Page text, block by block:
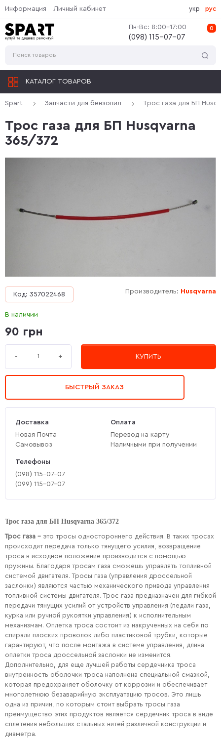
Информация Личный кабинет
0
Пн-Вс: 8:00-17:00
(‎098) 115-07-07
укр рус
КАТАЛОГ ТОВАРОВ
Spart Запчасти для бензопил Трос газа для БП
Трос газа для БП Husqvarna
365/372
Производитель: Husqvarna
Код: 357022468
В наличии
90 грн
- + КУПИТЬ
БЫСТРЫЙ ЗАКАЗ
Доставка
Новая Почта
Самовывоз
Оплата
Перевод на карту
Наличными при получении
Телефоны
(‎098) 115-07-07
(‎099) 115-07-07
Трос газа для БП Husqvarna 365/372
Трос газа – это тросы одностороннего действия. В таких тросах
происходит передача только тянущего усилия, возвращение
троса в исходное положение производится с помощью
пружины. Благодаря тросам газа сможешь управлять топливной
системой двигателя. Тросы газа (управления дроссельной
заслонки) являются частью механического привода управления
топливной системы двигателя. Трос газа предназначен для гибкой
передачи тянущих усилий от устройств управления (педали газа,
курка или ручной рукоятки управления) к исполнительным
механизмам. Оплетка троса состоит из накрученных на себя по
спирали плоских проволок либо пластиковой трубки, которые
гарантируют, что после монтажа в системе управления, длина
оплетки троса дроссельной заслонки не изменится.
Дополнительно, для еще лучшей работы сердечника троса
внутренность оболочки троса наполнена специальной смазкой,
которая предохраняет оболочку от коррозии и обеспечивает
многолетнюю безаварийную эксплуатацию тросов. Это лишь
одна из причин, по которым стоит выбрать тросы газа
преимущество этих продуктов является сердечник троса в виде
сплетения небольших стальных нитей различной конструкции и
диаметра.